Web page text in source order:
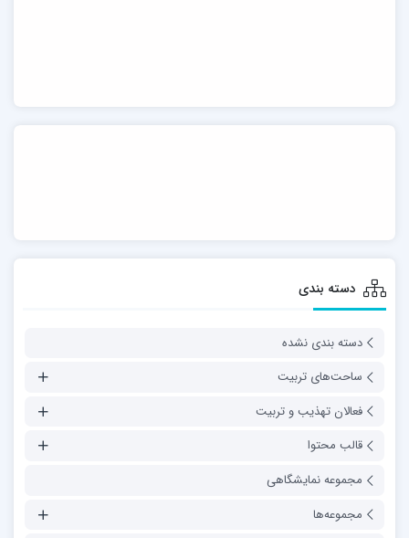
دسته بندی
دسته بندی نشده
ساحت‌های تربیت
فعالان تهذیب و تربیت
قالب محتوا
مجموعه نمایشگاهی
مجموعه‌ها